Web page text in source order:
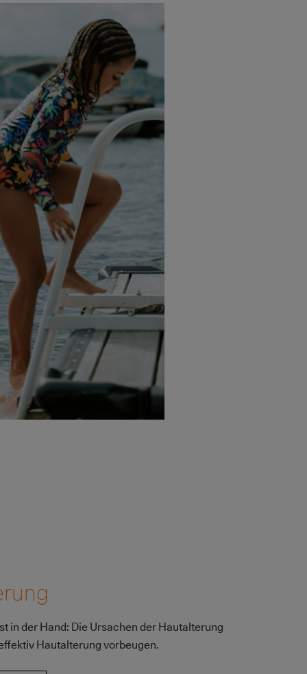
in der Hand: Die Ursachen der Hautalterung
Hautalterung vorbeugen.